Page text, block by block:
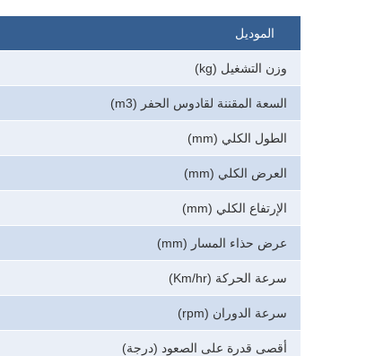
الموديل
وزن التشغيل (kg)
السعة المقننة لقادوس الحفر (m3)
الطول الكلي (mm)
العرض الكلي (mm)
الإرتفاع الكلي (mm)
عرض حذاء المسار (mm)
سرعة الحركة (Km/hr)
سرعة الدوران (rpm)
أقصى قدرة على الصعود (درجة)